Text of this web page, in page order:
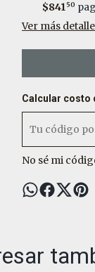
$84150
Ver más
Calcular costo
No sé mi